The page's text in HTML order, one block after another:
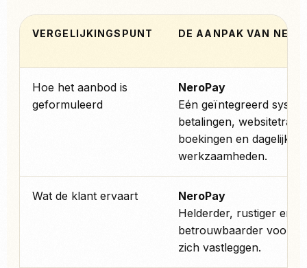
VERGELIJKINGSPUNT DE AANPAK VAN
Hoe het aanbod is
geformuleerd
NeroPay
Eén geïntegreerd
betalingen,
boekingen en dagelijkse
werkzaamheden.
Wat de klant ervaart
NeroPay
Helderder, rustiger en
betrouwbaarder
zich vastleggen.